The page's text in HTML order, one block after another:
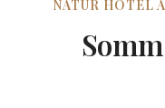
NATUR HOTEL